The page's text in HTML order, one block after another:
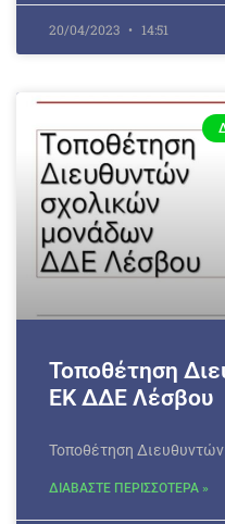
20/04/2023 14:51
Τοποθέτηση
ΕΚ ΔΔΕ Λέσβου
Τοποθέτηση
ΔΙΑΒΑΣΤΕ ΠΕΡΙΣΣΟΤΕΡΑ »